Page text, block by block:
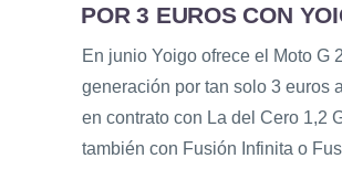
POR 3 EUROS CON
En junio Yoigo ofrece el Moto G
generación por tan solo 3 euros
en contrato con La del Cero 1,2
también con Fusión Infinita o